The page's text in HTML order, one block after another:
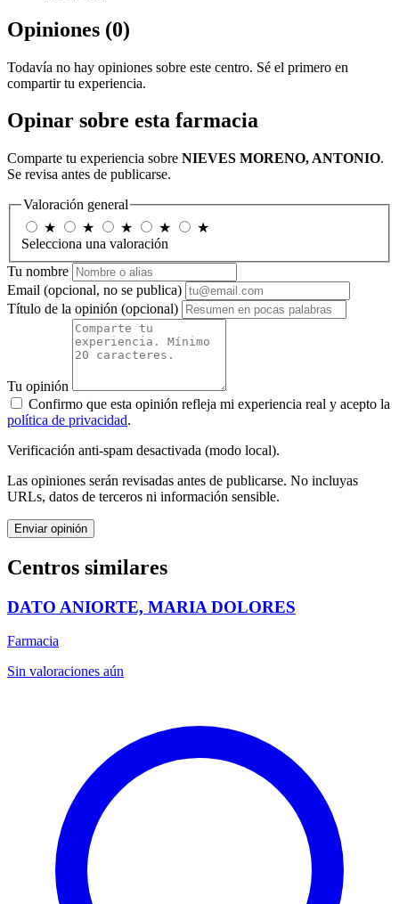
Opiniones (0)
Todavía no hay opiniones sobre este centro. Sé el primero en
compartir tu experiencia.
Opinar sobre esta farmacia
Comparte tu experiencia sobre NIEVES MORENO, ANTONIO.
Se revisa antes de publicarse.
Valoración general
★
★ ★ ★
★
Selecciona una valoración
Tu nombre
Email (opcional, no se publica)
Título de la opinión (opcional)
Tu opinión
Confirmo que esta opinión refleja mi experiencia real y acepto la
política de privacidad.
Verificación anti-spam desactivada (modo local).
Las opiniones serán revisadas antes de publicarse. No incluyas
URLs, datos de terceros ni información sensible.
Enviar opinión
Centros similares
DATO ANIORTE, MARIA DOLORES
Farmacia
Sin valoraciones aún